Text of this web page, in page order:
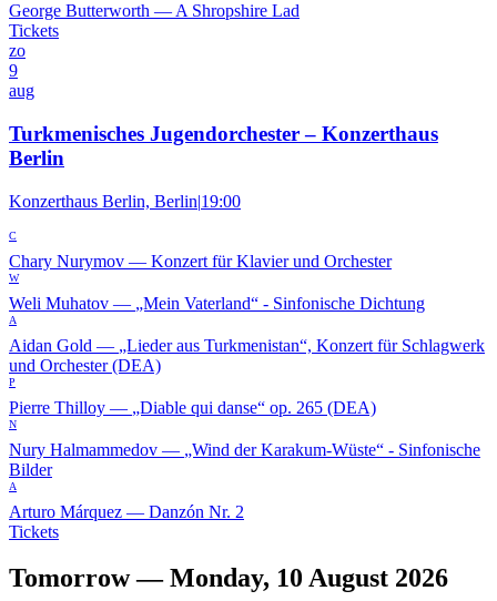
George Butterworth — A Shropshire Lad
Tickets
zo
9
aug
Turkmenisches Jugendorchester – Konzerthaus
Berlin
Konzerthaus Berlin, Berlin|19:00
C
Chary Nurymov — Konzert für Klavier und Orchester
W
Weli Muhatov — „Mein Vaterland“ - Sinfonische Dichtung
A
Aidan Gold — „Lieder aus Turkmenistan“, Konzert für Schlagwerk
und Orchester (DEA)
P
Pierre Thilloy — „Diable qui danse“ op. 265 (DEA)
N
Nury Halmammedov — „Wind der Karakum-Wüste“ - Sinfonische
Bilder
A
Arturo Márquez — Danzón Nr. 2
Tickets
Tomorrow — Monday, 10 August 2026